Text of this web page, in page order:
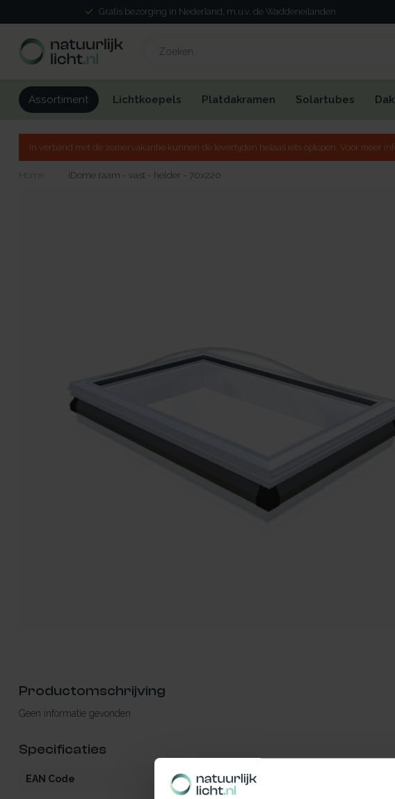
Gratis bezorging in Nederland, m.u.v. de Waddeneilanden
Assortiment Lichtkoepels Platdakramen Solartubes
In verband met de zomervakantie kunnen de levertijden helaas iets oplopen. Voor meer
Home iDome raam - vast - helder - 70x220
Productomschrijving
Geen informatie gevonden
Specificaties
EAN Code 5412970839323